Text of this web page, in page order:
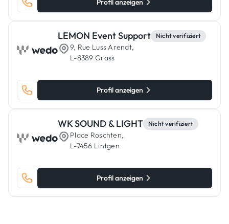
Profil anzeigen
LEMON Event Support Nicht verifiziert
9, Rue Luss Arendt,
L-8389 Grass
Profil anzeigen
WK SOUND & LIGHT Nicht verifiziert
Place Roschten,
L-7456 Lintgen
Profil anzeigen